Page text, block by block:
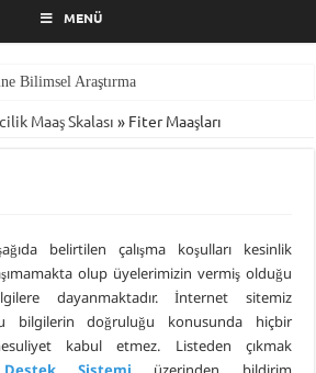
MENÜ
Bilimsel Araştırma
Maaş Skalası » Fiter Maaşları
belirtilen çalışma koşulları kesinlik
olup üyelerimizin vermiş olduğu
dayanmaktadır. İnternet sitemiz
bilgilerin doğruluğu konusunda hiçbir
kabul etmez. Listeden çıkmak